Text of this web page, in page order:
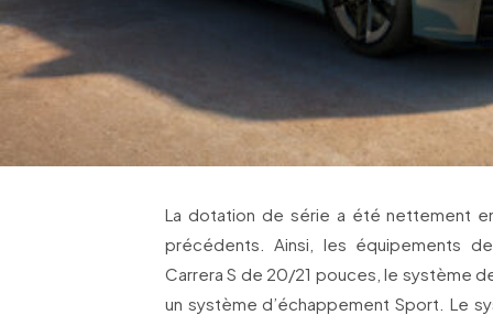
La dotation de série a été nettement
précédents. Ainsi, les équipements
Carrera S de 20/21 pouces, le système
un système d’échappement Sport. Le